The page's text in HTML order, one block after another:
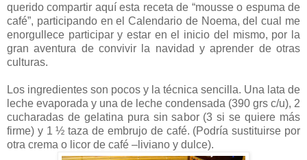
querido compartir aquí esta receta de “mousse o espuma de
café”, participando en el Calendario de Noema, del cual me
enorgullece participar y estar en el inicio del mismo, por la
gran aventura de convivir la navidad y aprender de otras
culturas.
Los ingredientes son pocos y la técnica sencilla. Una lata de
leche evaporada y una de leche condensada (390 grs c/u), 2
cucharadas de gelatina pura sin sabor (3 si se quiere más
firme) y 1 ½ taza de embrujo de café. (Podría sustituirse por
otra crema o licor de café –liviano y dulce).